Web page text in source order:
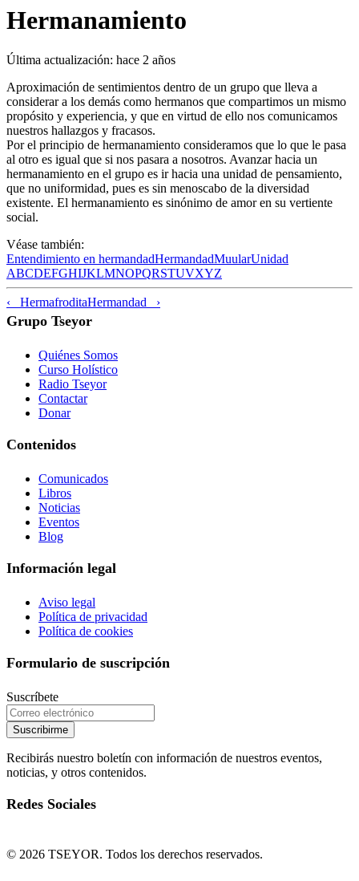
Hermanamiento
Última actualización: hace 2 años
Aproximación de sentimientos dentro de un grupo que lleva a
considerar a los demás como hermanos que compartimos un mismo
propósito y experiencia, y que en virtud de ello nos comunicamos
nuestros hallazgos y fracasos.
Por el principio de hermanamiento consideramos que lo que le pasa
al otro es igual que si nos pasara a nosotros. Avanzar hacia un
hermanamiento en el grupo es ir hacia una unidad de pensamiento,
que no uniformidad, pues es sin menoscabo de la diversidad
existente. El hermanamiento es sinónimo de amor en su vertiente
social.
Véase también:
Entendimiento en hermandadHermandadMuularUnidad
ABCDEFGHIJKLMNOPQRSTUVXYZ
‹ HermafroditaHermandad ›
Grupo Tseyor
Quiénes Somos
Curso Holístico
Radio Tseyor
Contactar
Donar
Contenidos
Comunicados
Libros
Noticias
Eventos
Blog
Información legal
Aviso legal
Política de privacidad
Política de cookies
Formulario de suscripción
Suscríbete
Suscribirme
Recibirás nuestro boletín con información de nuestros eventos,
noticias, y otros contenidos.
Redes Sociales
© 2026 TSEYOR. Todos los derechos reservados.